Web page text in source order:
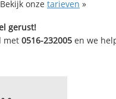
onze tarieven »
gerust!
met 0516-232005 en we